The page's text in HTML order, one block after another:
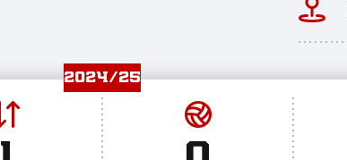
2024/25